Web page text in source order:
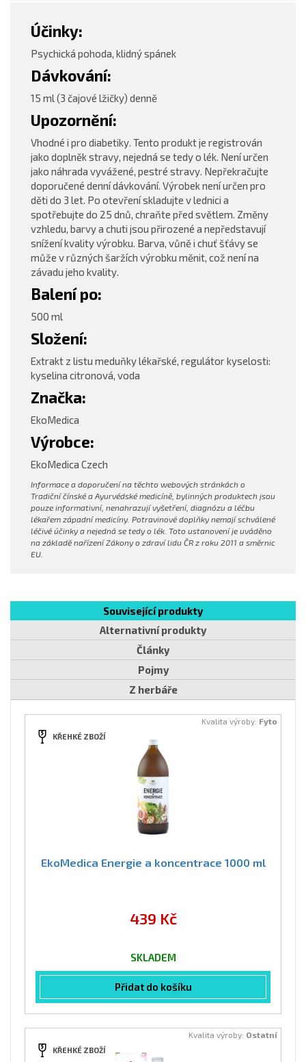
Účinky:
Psychická pohoda, klidný spánek
Dávkování:
15 ml (3 čajové lžičky) denně
Upozornění:
Vhodné i pro diabetiky. Tento produkt je registrován
jako doplněk stravy, nejedná se tedy o lék. Není určen
jako náhrada vyvážené, pestré stravy. Nepřekračujte
doporučené denní dávkování. Výrobek není určen pro
děti do 3 let. Po otevření skladujte v lednici a
spotřebujte do 25 dnů, chraňte před světlem. Změny
vzhledu, barvy a chuti jsou přirozené a nepředstavují
snížení kvality výrobku. Barva, vůně i chuť šťávy se
může v různých šaržích výrobku měnit, což není na
závadu jeho kvality.
Balení po:
500 ml
Složení:
Extrakt z listu meduňky lékařské, regulátor kyselosti:
kyselina citronová, voda
Značka:
EkoMedica
Výrobce:
EkoMedica Czech
Informace a doporučení na těchto webových stránkách o
Tradiční čínské a Ayurvédské medicíně, bylinných produktech jsou
pouze informativní, nenahrazují vyšetření, diagnózu a léčbu
lékařem západní medicíny. Potravinové doplňky nemají schválené
léčivé účinky a nejedná se tedy o lék. Toto ustanovení je uváděno
na základě nařízení Zákony o zdraví lidu ČR z roku 2011 a směrnic
EU.
Související produkty
Alternativní produkty
Články
Pojmy
Z herbáře
Kvalita výroby: Fyto
KŘEHKÉ ZBOŽÍ
EkoMedica Energie a koncentrace 1000 ml
439 Kč
SKLADEM
Přidat do košíku
Kvalita výroby: Ostatní
KŘEHKÉ ZBOŽÍ